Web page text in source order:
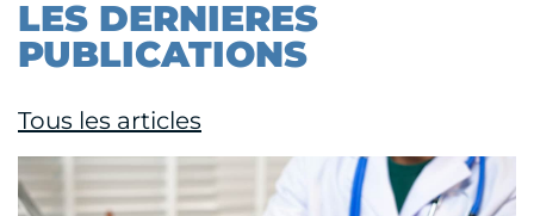
LES DERNIERES
PUBLICATIONS
Tous les articles